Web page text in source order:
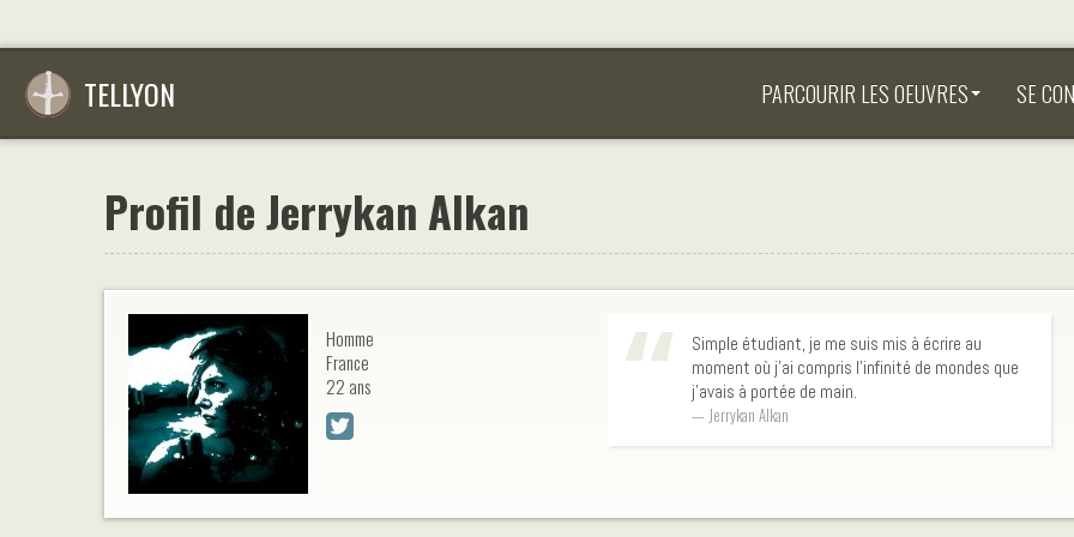
TELLYON PARCOURIR LES OEUVRES SE
Profil de Jerrykan Alkan
Homme
France
22 ans
Simple étudiant, je me suis mis à écrire au
moment où j'ai compris l'infinité de mondes que
j'avais à portée de main.
Jerrykan Alkan